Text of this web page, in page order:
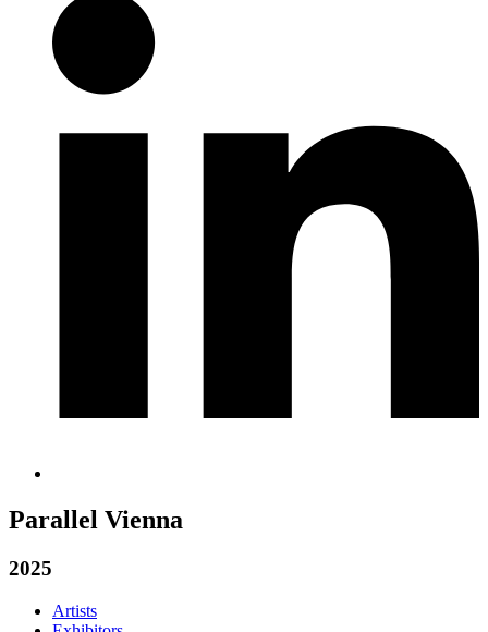
Parallel Vienna
2025
Artists